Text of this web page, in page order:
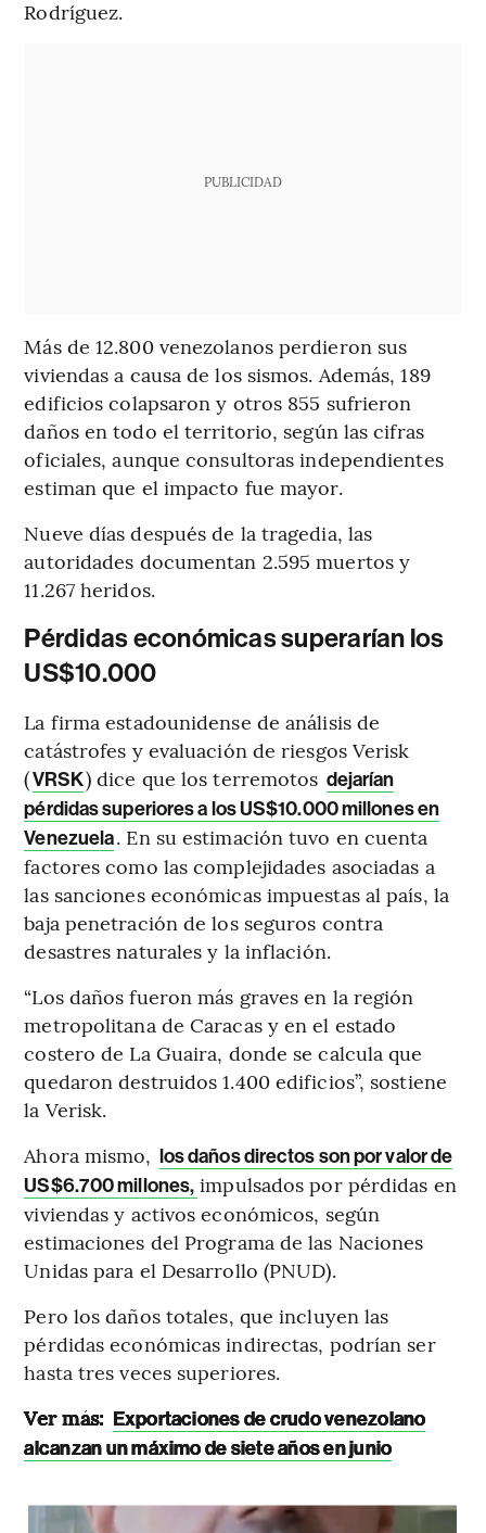
Rodríguez.
PUBLICIDAD
Más de 12.800 venezolanos perdieron sus
viviendas a causa de los sismos. Además, 189
edificios colapsaron y otros 855 sufrieron
daños en todo el territorio, según las cifras
oficiales, aunque consultoras independientes
estiman que el impacto fue mayor.
Nueve días después de la tragedia, las
autoridades documentan 2.595 muertos y
11.267 heridos.
Pérdidas económicas superarían los
US$10.000
La firma estadounidense de análisis de
catástrofes y evaluación de riesgos Verisk
(VRSK) dice que los terremotos dejarían
pérdidas superiores a los US$10.000 millones en
Venezuela. En su estimación tuvo en cuenta
factores como las complejidades asociadas a
las sanciones económicas impuestas al país, la
baja penetración de los seguros contra
desastres naturales y la inflación.
“Los daños fueron más graves en la región
metropolitana de Caracas y en el estado
costero de La Guaira, donde se calcula que
quedaron destruidos 1.400 edificios”, sostiene
la Verisk.
Ahora mismo, los daños directos son por valor de
US$6.700 millones, impulsados por pérdidas en
viviendas y activos económicos, según
estimaciones del Programa de las Naciones
Unidas para el Desarrollo (PNUD).
Pero los daños totales, que incluyen las
pérdidas económicas indirectas, podrían ser
hasta tres veces superiores.
Ver más: Exportaciones de crudo venezolano
alcanzan un máximo de siete años en junio